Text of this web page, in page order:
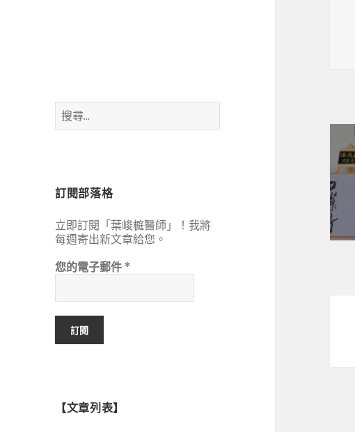
搜
尋
訂閱部落格
立即訂閱「葉峻榳醫師」！我將
每週寄出新文章給您。
您的電子郵件*
【文章列表】
章
導
覽